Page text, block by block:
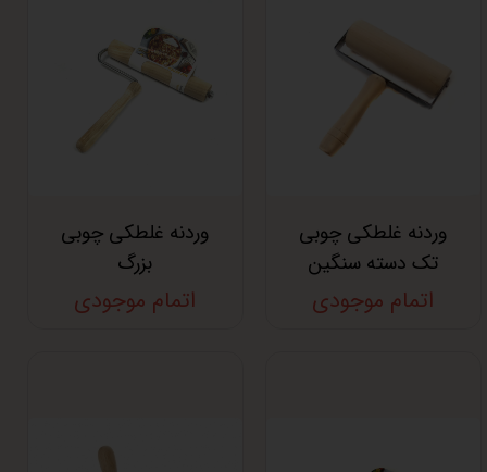
وردنه غلطکی چوبی
تک دسته سنگین
اتمام موجودی
وردنه غلطکی چوبی
بزرگ
اتمام موجودی